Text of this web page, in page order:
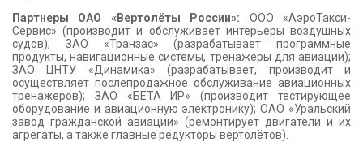
Партнеры ОАО «Вертолёты России»: ООО «АэроТакси-
Сервис» (производит и обслуживает интерьеры воздушных
судов); ЗАО «Транзас» (разрабатывает программные
продукты, навигационные системы, тренажеры для авиации);
ЗАО ЦНТУ «Динамика» (разрабатывает, производит и
осуществляет послепродажное обслуживание авиационных
тренажеров); ЗАО «БЕТА ИР» (производит тестирующее
оборудование и авиационную электронику); ОАО «Уральский
завод гражданской авиации» (ремонтирует двигатели и их
агрегаты, а также главные редукторы вертолётов).